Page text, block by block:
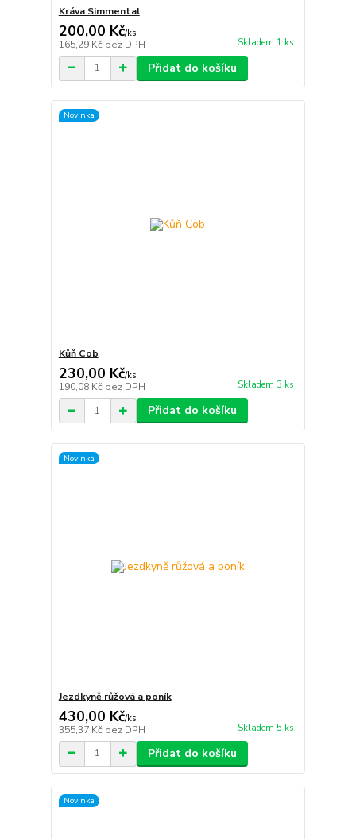
Kráva Simmental
200,00 Kč/ks
165,29 Kč bez DPH Skladem 1 ks
Přidat do košíku
Novinka
Kůň Cob
230,00 Kč/ks
190,08 Kč bez DPH Skladem 3 ks
Přidat do košíku
Novinka
Jezdkyně růžová a poník
430,00 Kč/ks
355,37 Kč bez DPH Skladem 5 ks
Přidat do košíku
Novinka